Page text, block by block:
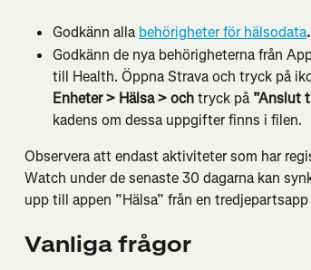
Godkänn alla behörigheter för hälsodata.
Godkänn de nya behörigheterna från
till Health. Öppna Strava och tryck på
Enheter > Hälsa > och tryck på ”Anslut
kadens om dessa uppgifter finns i filen.
Observera att endast aktiviteter som har
Watch under de senaste 30 dagarna kan
upp till appen ”Hälsa” från en tredjepartsapp
Vanliga frågor